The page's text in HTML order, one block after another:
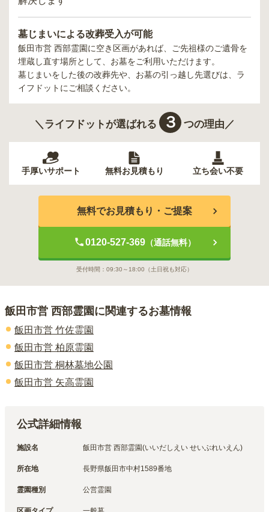
墓じまいによる改葬受入が可能
飯田市営 西部霊園に空き区画があれば、ご先祖様のご遺骨を
埋蔵し直す場所として、お墓をご利用いただけます。
墓じまいをした後の改葬先や、お墓の引っ越し先選びは、ラ
イフドットにご相談ください。
＼ライフドットが選ばれる ３ つの理由／
手厚いサポート 無料お見積もり 立ち会い不要
無料でお見積もり・ご提案
0120-527-369（通話無料）
受付時間： 09:30～18:00 （土日祝も対応）
飯田市営 西部霊園に関連するお墓情報
飯田市営 竹佐霊園
飯田市営 柏原霊園
飯田市営 桐林墓地公園
飯田市営 矢高霊園
公式詳細情報
施設名 飯田市営 西部霊園(いいだしえい せいぶれいえん)
所在地 長野県飯田市中村1589番地
霊園種別 公営霊園